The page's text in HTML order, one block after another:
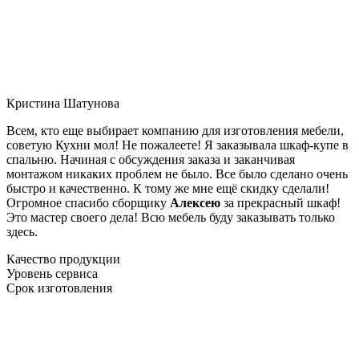
Кристина Шатунова
Всем, кто еще выбирает компанию для изготовления мебели,
советую Кухни мол! Не пожалеете! Я заказывала шкаф-купе в
спальню. Начиная с обсуждения заказа и заканчивая
монтажом никаких проблем не было. Все было сделано очень
быстро и качественно. К тому же мне ещё скидку сделали!
Огромное спасибо сборщику Алексею за прекрасный шкаф!
Это мастер своего дела! Всю мебель буду заказывать только
здесь.
Качество продукции
Уровень сервиса
Срок изготовления